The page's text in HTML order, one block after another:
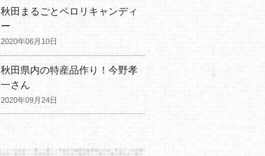
秋田まるごとペロリキャンディ
ー
2020年06月10日
秋田県内の特産品作り！今野孝
一さん
2020年09月24日